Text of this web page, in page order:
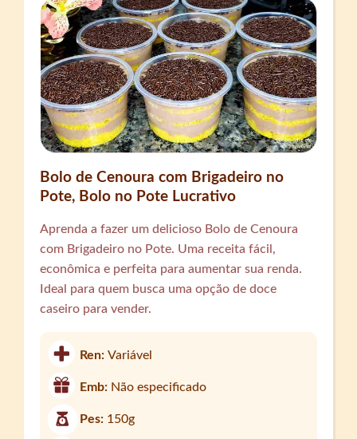
Bolo de Cenoura com Brigadeiro no
Pote, Bolo no Pote Lucrativo
Aprenda a fazer um delicioso Bolo de Cenoura
com Brigadeiro no Pote. Uma receita fácil,
econômica e perfeita para aumentar sua renda.
Ideal para quem busca uma opção de doce
caseiro para vender.
Ren:Variável
Emb: Não especificado
Pes: 150g